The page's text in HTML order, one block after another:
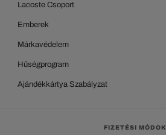
Lacoste Csoport
Emberek
Márkavédelem
Hűségprogram
Ajándékkártya Szabályzat
FIZETÉSI MÓDOK